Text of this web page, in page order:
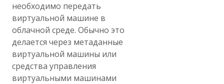
необходимо передать
виртуальной машине в
облачной среде. Обычно это
делается через метаданные
виртуальной машины или
средства управления
виртуальными машинами